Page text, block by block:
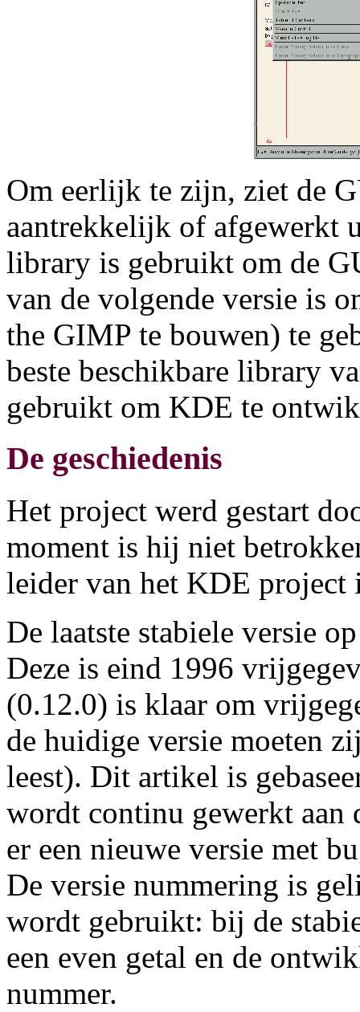
Om eerlijk te zijn, ziet de
aantrekkelijk of afgewerkt
library is gebruikt om de
van de volgende versie is
the GIMP te bouwen) te
beste beschikbare library
gebruikt om KDE te
De geschiedenis
Het project werd gestart
moment is hij niet
leider van het KDE project
De laatste stabiele versie
Deze is eind 1996
(0.12.0) is klaar om
de huidige versie moeten
leest). Dit artikel is
wordt continu gewerkt aan
er een nieuwe versie met
De versie nummering is
wordt gebruikt: bij de
een even getal en de
nummer.